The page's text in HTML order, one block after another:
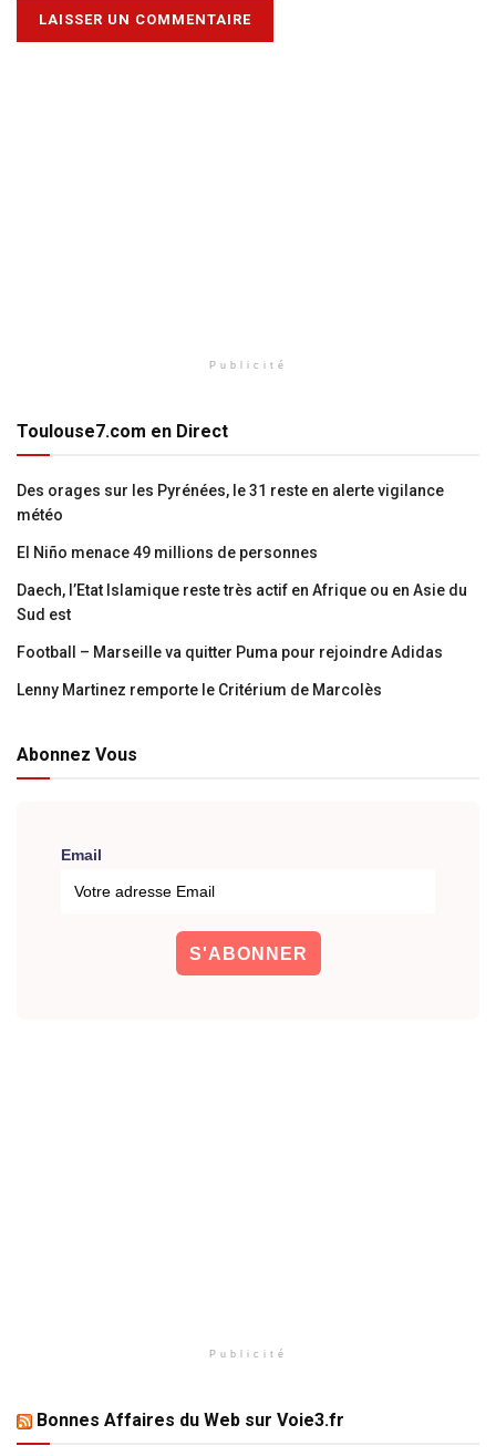
Publicité
Toulouse7.com en Direct
Des orages sur les Pyrénées, le 31 reste en alerte vigilance
météo
El Niño menace 49 millions de personnes
Daech, l’Etat Islamique reste très actif en Afrique ou en Asie du
Sud est
Football – Marseille va quitter Puma pour rejoindre Adidas
Lenny Martinez remporte le Critérium de Marcolès
Abonnez Vous
Email
Publicité
Bonnes Affaires du Web sur Voie3.fr